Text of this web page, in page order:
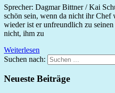
Sprecher: Dagmar Bittner / Kai
schön sein, wenn da nicht ihr Chef
wieder ist er unfreundlich zu
nicht, ihm zu
Weiterlesen
Suchen nach:
Neueste Beiträge